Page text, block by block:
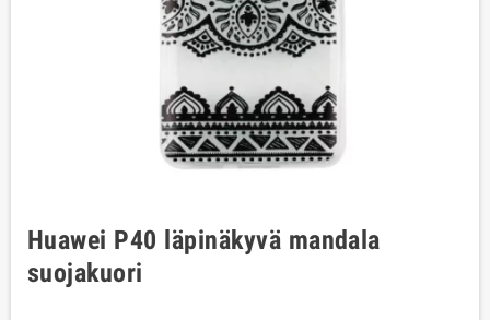
Huawei P40 läpinäkyvä mandala
suojakuori